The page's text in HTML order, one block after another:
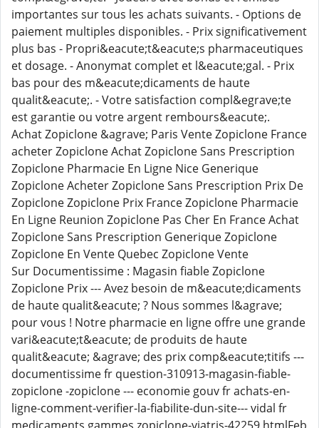
importantes sur tous les achats suivants. - Options de
paiement multiples disponibles. - Prix significativement
plus bas - Propri&eacute;t&eacute;s pharmaceutiques
et dosage. - Anonymat complet et l&eacute;gal. - Prix
bas pour des m&eacute;dicaments de haute
qualit&eacute;. - Votre satisfaction compl&egrave;te
est garantie ou votre argent rembours&eacute;.
Achat Zopiclone &agrave; Paris Vente Zopiclone France
acheter Zopiclone Achat Zopiclone Sans Prescription
Zopiclone Pharmacie En Ligne Nice Generique
Zopiclone Acheter Zopiclone Sans Prescription Prix De
Zopiclone Zopiclone Prix France Zopiclone Pharmacie
En Ligne Reunion Zopiclone Pas Cher En France Achat
Zopiclone Sans Prescription Generique Zopiclone
Zopiclone En Vente Quebec Zopiclone Vente
Sur Documentissime : Magasin fiable Zopiclone
Zopiclone Prix --- Avez besoin de m&eacute;dicaments
de haute qualit&eacute; ? Nous sommes l&agrave;
pour vous ! Notre pharmacie en ligne offre une grande
vari&eacute;t&eacute; de produits de haute
qualit&eacute; &agrave; des prix comp&eacute;titifs ---
documentissime fr question-310913-magasin-fiable-
zopiclone -zopiclone --- economie gouv fr achats-en-
ligne-comment-verifier-la-fiabilite-dun-site--- vidal fr